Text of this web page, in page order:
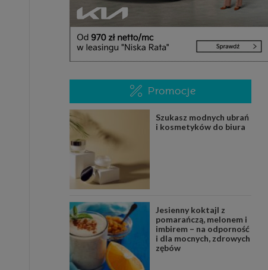
Promocje
Szukasz modnych ubrań
i kosmetyków do biura
Jesienny koktajl z
pomarańczą, melonem i
imbirem – na odporność
i dla mocnych, zdrowych
zębów